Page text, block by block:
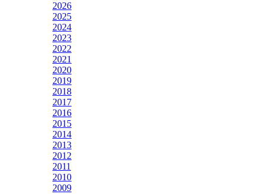
2026
2025
2024
2023
2022
2021
2020
2019
2018
2017
2016
2015
2014
2013
2012
2011
2010
2009